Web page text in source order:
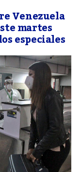
Venezuela
martes
especiales